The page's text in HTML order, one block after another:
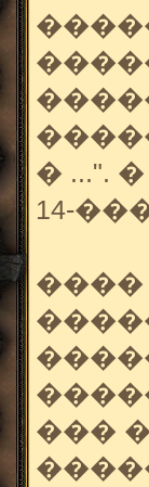
� ...".
14-
���